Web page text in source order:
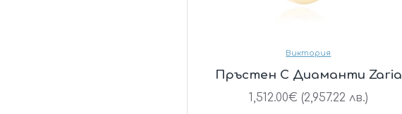
Виктория
Пръстен С Диаманти Zaria
1,512.00€ (2,957.22 лв.)